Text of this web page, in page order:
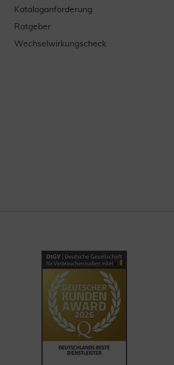
Kataloganforderung
Ratgeber
Wechselwirkungscheck